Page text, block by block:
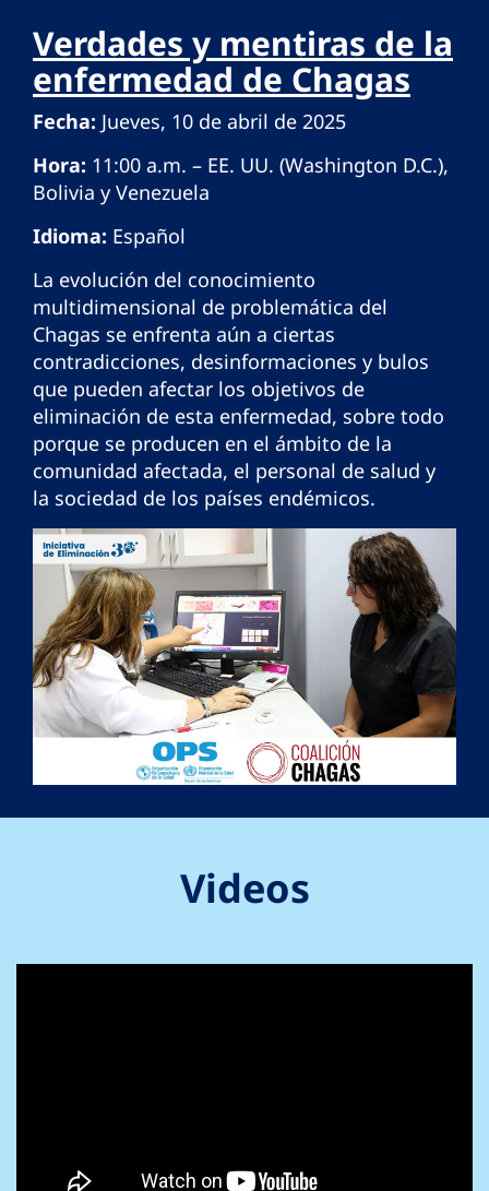
Verdades y mentiras de la
enfermedad de Chagas
Fecha: Jueves, 10 de abril de 2025
Hora: 11:00 a.m. – EE. UU. (Washington D.C.),
Bolivia y Venezuela
Idioma: Español
La evolución del conocimiento
multidimensional de problemática del
Chagas se enfrenta aún a ciertas
contradicciones, desinformaciones y bulos
que pueden afectar los objetivos de
eliminación de esta enfermedad, sobre todo
porque se producen en el ámbito de la
comunidad afectada, el personal de salud y
la sociedad de los países endémicos.
Videos